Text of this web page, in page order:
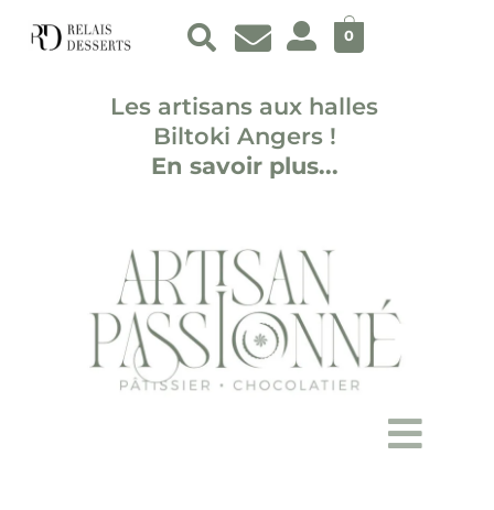
0
Les artisans aux halles
Biltoki Angers !
En savoir plus...